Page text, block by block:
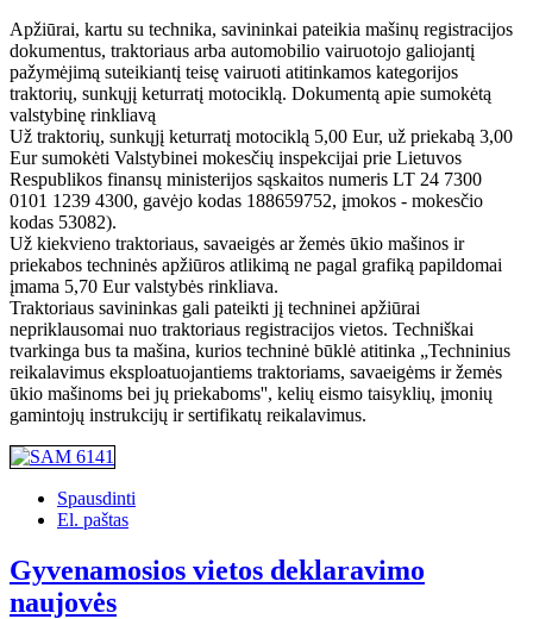
Apžiūrai, kartu su technika, savininkai pateikia mašinų registracijos
dokumentus, traktoriaus arba automobilio vairuotojo galiojantį
pažymėjimą suteikiantį teisę vairuoti atitinkamos kategorijos
traktorių, sunkųjį keturratį motociklą. Dokumentą apie sumokėtą
valstybinę rinkliavą
Už traktorių, sunkųjį keturratį motociklą 5,00 Eur, už priekabą 3,00
Eur sumokėti Valstybinei mokesčių inspekcijai prie Lietuvos
Respublikos finansų ministerijos sąskaitos numeris LT 24 7300
0101 1239 4300, gavėjo kodas 188659752, įmokos - mokesčio
kodas 53082).
Už kiekvieno traktoriaus, savaeigės ar žemės ūkio mašinos ir
priekabos techninės apžiūros atlikimą ne pagal grafiką papildomai
įmama 5,70 Eur valstybės rinkliava.
Traktoriaus savininkas gali pateikti jį techninei apžiūrai
nepriklausomai nuo traktoriaus registracijos vietos. Techniškai
tvarkinga bus ta mašina, kurios techninė būklė atitinka „Techninius
reikalavimus eksploatuojantiems traktoriams, savaeigėms ir žemės
ūkio mašinoms bei jų priekaboms'', kelių eismo taisyklių, įmonių
gamintojų instrukcijų ir sertifikatų reikalavimus.
Spausdinti
El. paštas
Gyvenamosios vietos deklaravimo
naujovės